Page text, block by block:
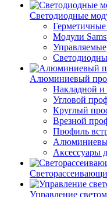
Светодиодные
Модули
Управляемые
Алюминиевый
Накладной и
Угловой
Круглый
Врезной
Профиль
Аксессуары
Управление светом